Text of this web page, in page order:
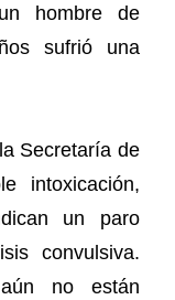
hombre de
sufrió una
Secretaría de
intoxicación,
un paro
convulsiva.
no están